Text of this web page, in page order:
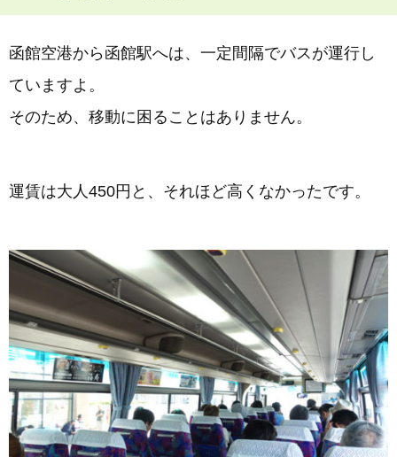
函館空港から函館駅へは、一定間隔でバスが運行し
ていますよ。
そのため、移動に困ることはありません。
運賃は大人450円と、それほど高くなかったです。